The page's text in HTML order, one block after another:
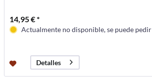
14,95 € *
Actualmente no disponible, se puede pedir
Detalles